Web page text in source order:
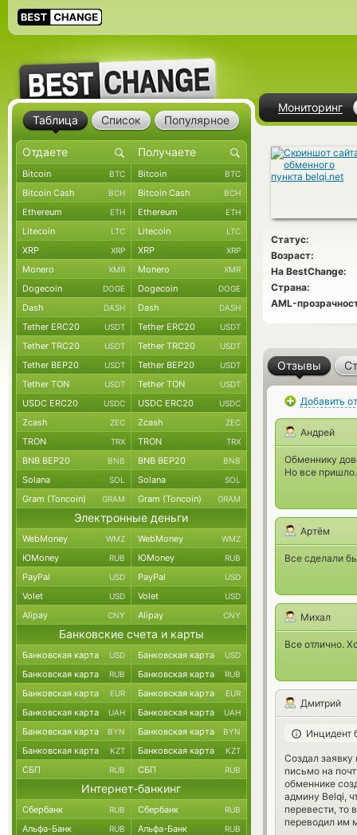
Мониторинг
Статус:
Возраст:
На BestChange:
Страна:
AML-
Отзывы
Добавить
Андрей
Обменнику
Но все
Артём
Все сделали
Михал
Все отлично.
Дмитрий
Инцидент
Создал
письмо на
обменнике
админу Belqi,
перевести, то
переводил им
Таблица Список Популярное
Bitcoin BTC Bitcoin BTC
Bitcoin Cash BCH Bitcoin Cash BCH
Ethereum ETH Ethereum ETH
Litecoin LTC Litecoin LTC
XRP XRP XRP XRP
Monero XMR Monero XMR
Dogecoin DOGE Dogecoin DOGE
Dash DASH Dash DASH
Tether ERC20 USDT Tether ERC20 USDT
Tether TRC20 USDT Tether TRC20 USDT
Tether BEP20 USDT Tether BEP20 USDT
Tether TON USDT Tether TON USDT
USDC ERC20 USDC USDC ERC20 USDC
Zcash ZEC Zcash ZEC
TRON TRX TRON TRX
BNB BEP20 BNB BNB BEP20 BNB
Solana SOL Solana SOL
Gram (Toncoin) GRAM Gram (Toncoin) GRAM
Электронные деньги
WebMoney WMZ WebMoney WMZ
ЮMoney RUB ЮMoney RUB
PayPal USD PayPal USD
Volet USD Volet USD
Alipay CNY Alipay CNY
Банковские счета и карты
Банковская карта USD Банковская карта USD
Банковская карта RUB Банковская карта RUB
Банковская карта EUR Банковская карта EUR
Банковская карта UAH Банковская карта UAH
Банковская карта BYN Банковская карта BYN
Банковская карта KZT Банковская карта KZT
СБП RUB СБП RUB
Интернет-банкинг
Сбербанк RUB Сбербанк RUB
Альфа-Банк RUB Альфа-Банк RUB